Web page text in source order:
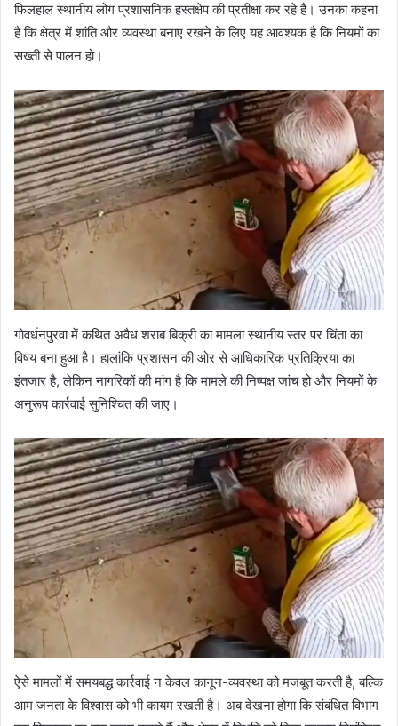
फिलहाल स्थानीय लोग प्रशासनिक हस्तक्षेप की प्रतीक्षा कर रहे हैं। उनका कहना
है कि क्षेत्र में शांति और व्यवस्था बनाए रखने के लिए यह आवश्यक है कि नियमों का
सख्ती से पालन हो।
गोवर्धनपुरवा में कथित अवैध शराब बिक्री का मामला स्थानीय स्तर पर चिंता का
विषय बना हुआ है। हालांकि प्रशासन की ओर से आधिकारिक प्रतिक्रिया का
इंतजार है, लेकिन नागरिकों की मांग है कि मामले की निष्पक्ष जांच हो और नियमों के
अनुरूप कार्रवाई सुनिश्चित की जाए।
ऐसे मामलों में समयबद्ध कार्रवाई न केवल कानून-व्यवस्था को मजबूत करती है, बल्कि
आम जनता के विश्वास को भी कायम रखती है। अब देखना होगा कि संबंधित विभाग